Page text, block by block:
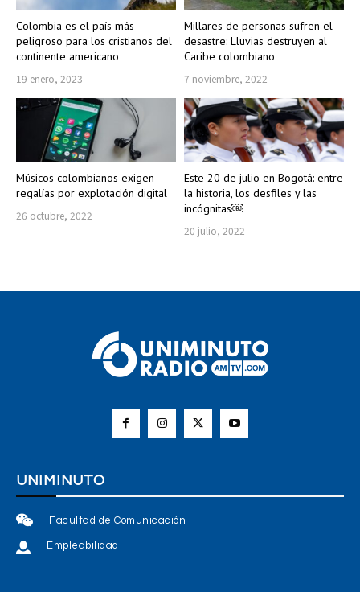
Colombia es el país más
peligroso para los cristianos del
continente americano
19 enero, 2023
Millares de personas sufren el
desastre: Lluvias destruyen al
Caribe colombiano
7 noviembre, 2022
Músicos colombianos exigen
regalías por explotación digital
26 octubre, 2022
Este 20 de julio en Bogotá: entre
la historia, los desfiles y las
incógnitas￼
20 julio, 2022
UNIMINUTO
Facultad de Comunicación
Empleabilidad